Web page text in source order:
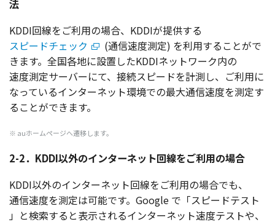
法
KDDI回線をご利用の場合、KDDIが提供する
スピードチェック
(通信速度測定) を利用することがで
きます。 全国各地に設置したKDDIネットワーク内の
速度測定サーバーにて、 接続スピードを計測し、ご利用に
なっているインターネット環境での最大通信速度を測定す
ることができます。
※ auホームページへ遷移します。
2-2．KDDI以外のインターネット回線をご利用の場合
KDDI以外のインターネット回線をご利用の場合でも、
通信速度を測定は可能です。Google で「スピードテスト
」と検索すると表示されるインターネット速度テストや、